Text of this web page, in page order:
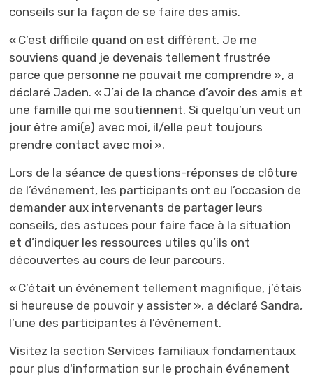
conseils sur la façon de se faire des amis.
« C’est difficile quand on est différent. Je me
souviens quand je devenais tellement frustrée
parce que personne ne pouvait me comprendre », a
déclaré Jaden. « J’ai de la chance d’avoir des amis et
une famille qui me soutiennent. Si quelqu’un veut un
jour être ami(e) avec moi, il/elle peut toujours
prendre contact avec moi ».
Lors de la séance de questions-réponses de clôture
de l’événement, les participants ont eu l’occasion de
demander aux intervenants de partager leurs
conseils, des astuces pour faire face à la situation
et d’indiquer les ressources utiles qu’ils ont
découvertes au cours de leur parcours.
« C’était un événement tellement magnifique, j’étais
si heureuse de pouvoir y assister », a déclaré Sandra,
l’une des participantes à l’événement.
Visitez la section Services familiaux fondamentaux
pour plus d'information sur le prochain événement